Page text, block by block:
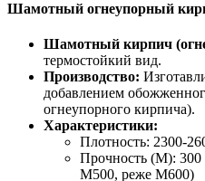
Шамотный огнеупорный
Шамотный кирпич
термостойкий вид.
Производство:
добавлением
огнеупорного кирпича).
Характеристики:
Плотность: 2300-
Прочность (М): 300
М500, реже М600)